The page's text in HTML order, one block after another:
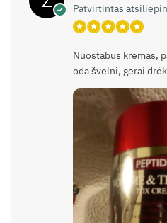
Patvirtintas
Nuostabus kremas,
oda švelni, gerai